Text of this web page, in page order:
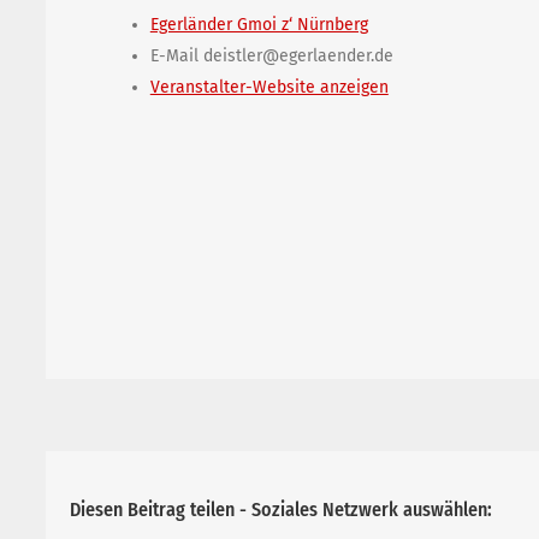
Egerländer Gmoi z‘ Nürnberg
E-Mail deistler@egerlaender.de
Veranstalter-Website anzeigen
Diesen Beitrag teilen - Soziales Netzwerk auswählen: